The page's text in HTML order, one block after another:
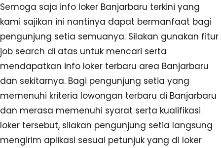
Semoga saja info loker Banjarbaru terkini yang
kami sajikan ini nantinya dapat bermanfaat bagi
pengunjung setia semuanya. Silakan gunakan fitur
job search di atas untuk mencari serta
mendapatkan info loker terbaru area Banjarbaru
dan sekitarnya. Bagi pengunjung setia yang
memenuhi kriteria lowongan terbaru di Banjarbaru
dan merasa memenuhi syarat serta kualifikasi
loker tersebut, silakan pengunjung setia langsung
mengirim aplikasi sesuai petunjuk yang di loker